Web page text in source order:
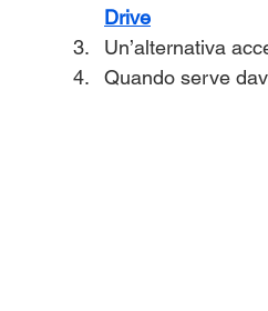
Drive
Un’alternativa
Quando serve